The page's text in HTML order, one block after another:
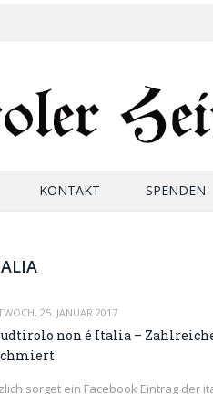
KONTAKT SPENDEN
25. JANUAR 2017
non é Italia –
sorget ein Facebook Eintrag der